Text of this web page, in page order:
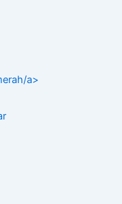
a>